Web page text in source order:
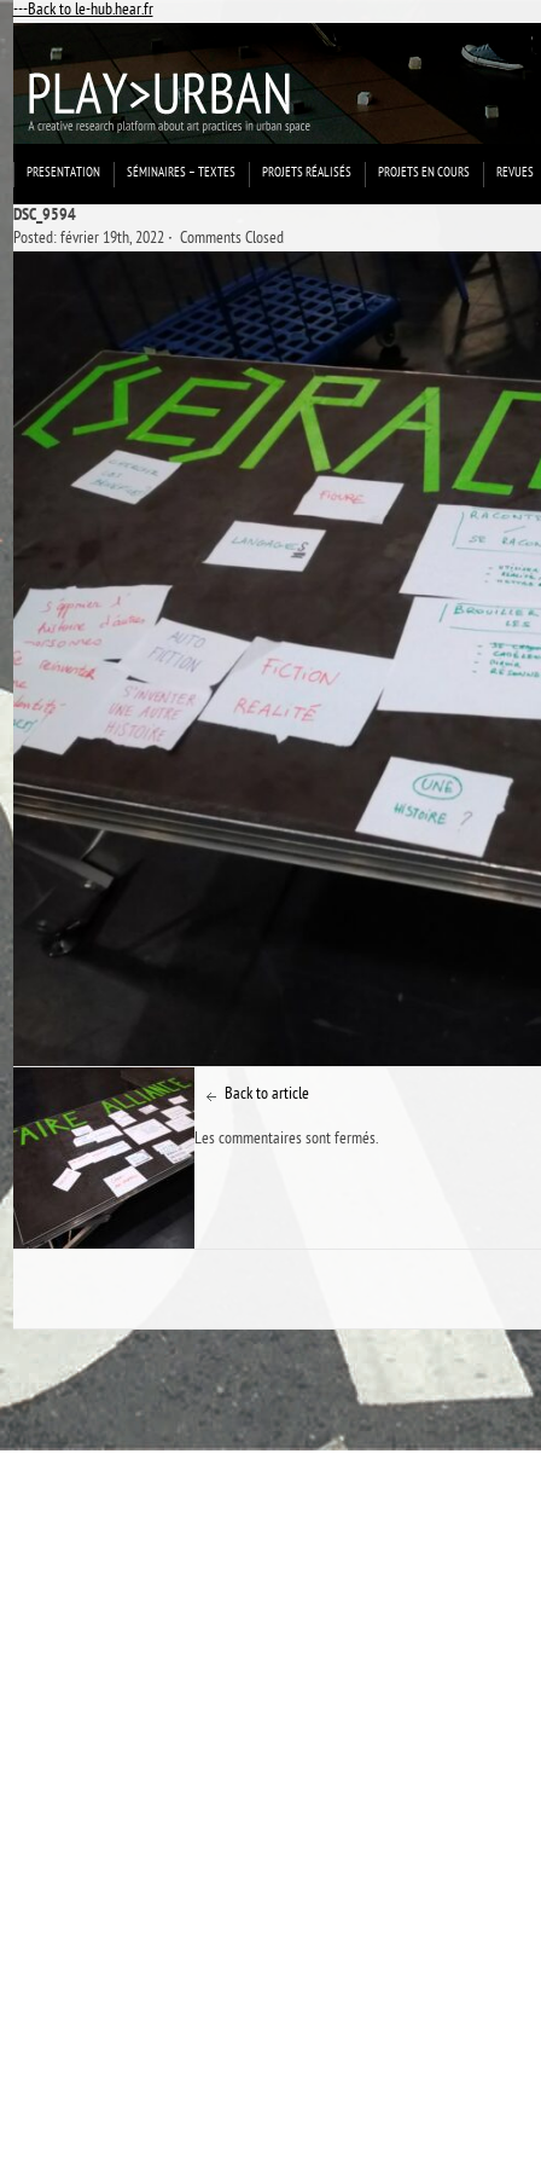
---Back to le-hub.hear.fr
PRESENTATION SÉMINAIRES – TEXTES PROJETS RÉALISÉS PROJETS EN COURS REVUES
DSC_9594
Posted: février 19th, 2022 ˑ Comments Closed
Back to article
Les commentaires sont fermés.